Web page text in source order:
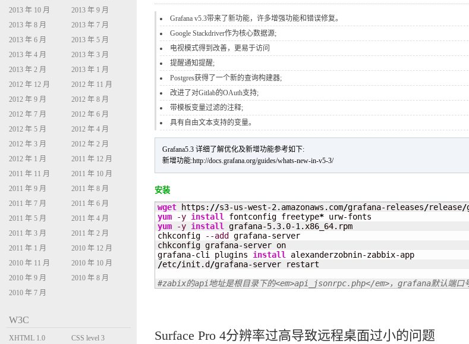
Grafana v5.3带来了新功能，许多增强功能和错误修复。
Google Stackdriver作为核心数据源;
电视模式得到改善，更易于访问
提醒通知提醒;
Postgres获得了一个新的查询构建器;
改进了对Gitlab的OAuth支持;
带模板变量过滤的注释;
具有自由文本支持的变量。
Grafana5.3 详细了解优化及新增功能参考如下:
新增功能:http://docs.grafana.org/guides/whats-new-in-v5-3/
安装
wget https: //s3-us-west-2.amazonaws.com/grafana-releases/release/
yum
-y install fontconfig freetype*
yum
-y install grafana-5.3.0-1.x86_64.rpm
chkconfig
--add
grafana-server
chkconfig grafana-server on
grafana-cli plugins install
/etc/init.d/grafana-server restart
#zabix的api地址是根目录下的<em>api_jsonrpc.php</em>，grafana默认端
Surface Pro 4分辨率过高导致远程桌面过小的问题
2013 年 10 月
2013 年 9 月
2013 年 8 月
2013 年 7 月
2013 年 6 月
2013 年 5 月
2013 年 4 月
2013 年 3 月
2013 年 2 月
2013 年 1 月
2012 年 12 月
2012 年 11 月
2012 年 9 月
2012 年 8 月
2012 年 7 月
2012 年 6 月
2012 年 5 月
2012 年 4 月
2012 年 3 月
2012 年 2 月
2012 年 1 月
2011 年 12 月
2011 年 11 月
2011 年 10 月
2011 年 9 月
2011 年 8 月
2011 年 7 月
2011 年 6 月
2011 年 5 月
2011 年 4 月
2011 年 3 月
2011 年 2 月
2011 年 1 月
2010 年 12 月
2010 年 11 月
2010 年 10 月
2010 年 9 月
2010 年 8 月
2010 年 7 月
W3C
XHTML 1.0
CSS level 3